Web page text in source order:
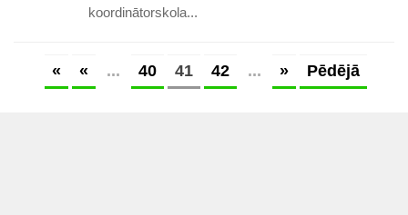
koordinātorskola...
« « ... 40 41 42 ... » Pēdējā